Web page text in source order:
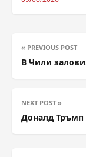
« PREVIOUS POST
В Чили
NEXT POST »
Доналд